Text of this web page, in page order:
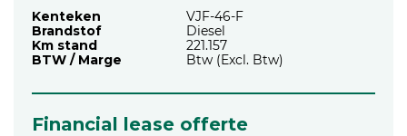
Kenteken
VJF-46-F
Brandstof
Diesel
Km stand
221.157
BTW / Marge
Btw (Excl. Btw)
Financial lease offerte